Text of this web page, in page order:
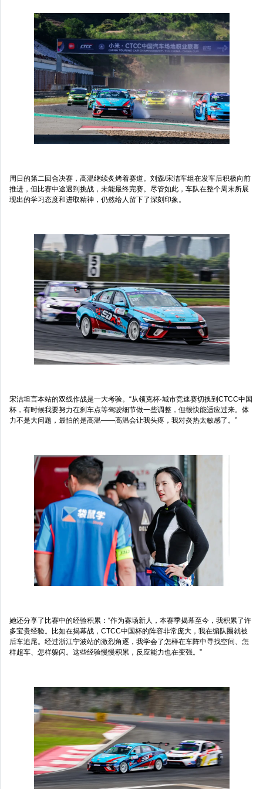
周日的第二回合决赛，高温继续炙烤着赛道。刘森/宋洁车组在发车后积极向前
推进，但比赛中途遇到挑战，未能最终完赛。尽管如此，车队在整个周末所展
现出的学习态度和进取精神，仍然给人留下了深刻印象。
宋洁坦言本站的双线作战是一大考验。“从领克杯·城市竞速赛切换到CTCC中国
杯，有时候我要努力在刹车点等驾驶细节做一些调整，但很快能适应过来。体
力不是大问题，最怕的是高温——高温会让我头疼，我对炎热太敏感了。”
她还分享了比赛中的经验积累：“作为赛场新人，本赛季揭幕至今，我积累了许
多宝贵经验。比如在揭幕战，CTCC中国杯的阵容非常庞大，我在编队圈就被
后车追尾。经过浙江宁波站的激烈角逐，我学会了怎样在车阵中寻找空间、怎
样超车、怎样躲闪。这些经验慢慢积累，反应能力也在变强。”